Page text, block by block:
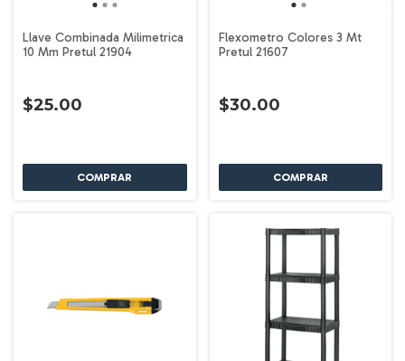
Llave Combinada Milimetrica
10 Mm Pretul 21904
$25.00
Flexometro Colores 3 Mt
Pretul 21607
$30.00